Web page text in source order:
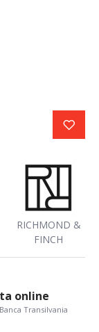
RICHMOND &
FINCH
online
Transilvania